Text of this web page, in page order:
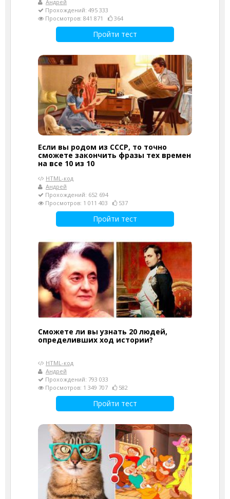
Андрей
Прохождений: 495 333
Просмотров: 841 871
364
Пройти тест
Если вы родом из СССР, то точно
сможете закончить фразы тех времен
на все 10 из 10
HTML-код
Андрей
Прохождений: 652 694
Просмотров: 1 011 403
537
Пройти тест
Сможете ли вы узнать 20 людей,
определивших ход истории?
HTML-код
Андрей
Прохождений: 793 033
Просмотров: 1 349 707
582
Пройти тест